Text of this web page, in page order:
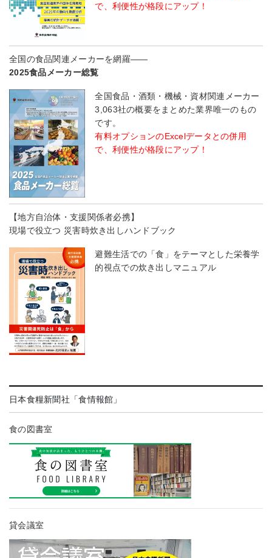
で、利便性が格段にアップ！
全国の食品関連メーカーを網羅――
2025食品メーカー総覧
全国食品・酒類・機械・資材関連メーカー
3,063社の概要をまとめた業界唯一のもの
です。
有料オプションのExcelデータとの併用
で、利便性が格段にアップ！
【地方自治体・支援関係者必携】
現場で役立つ 災害時炊き出しハンドブック
避難生活での「食」をテーマとした栄養学
的視点での炊き出しマニュアル
日本食糧新聞社「食情報館」
食の図書室
貸会議室